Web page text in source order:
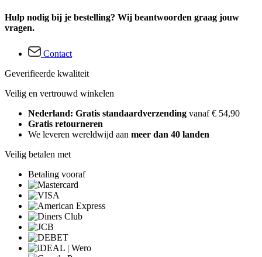
Hulp nodig bij je bestelling? Wij beantwoorden graag jouw
vragen.
Contact
Geverifieerde kwaliteit
Veilig en vertrouwd winkelen
Nederland: Gratis standaardverzending vanaf € 54,90
Gratis retourneren
We leveren wereldwijd aan meer dan 40 landen
Veilig betalen met
Betaling vooraf